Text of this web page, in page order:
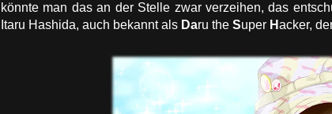
könnte man das an der Stelle zwar verzeihen, das
Itaru Hashida, auch bekannt als Daru the Super Hacker,